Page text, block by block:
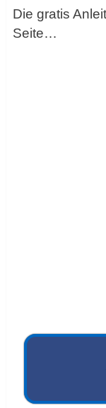
Die gratis
Seite…